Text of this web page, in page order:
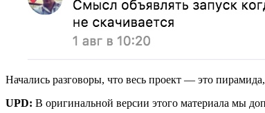
Начались разговоры, что весь проект — это
UPD: В оригинальной версии этого материала мы